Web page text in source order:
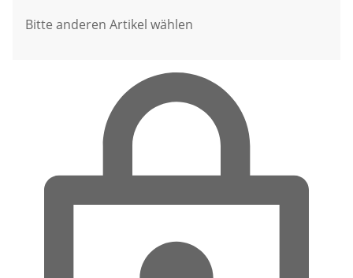
Bitte anderen Artikel wählen